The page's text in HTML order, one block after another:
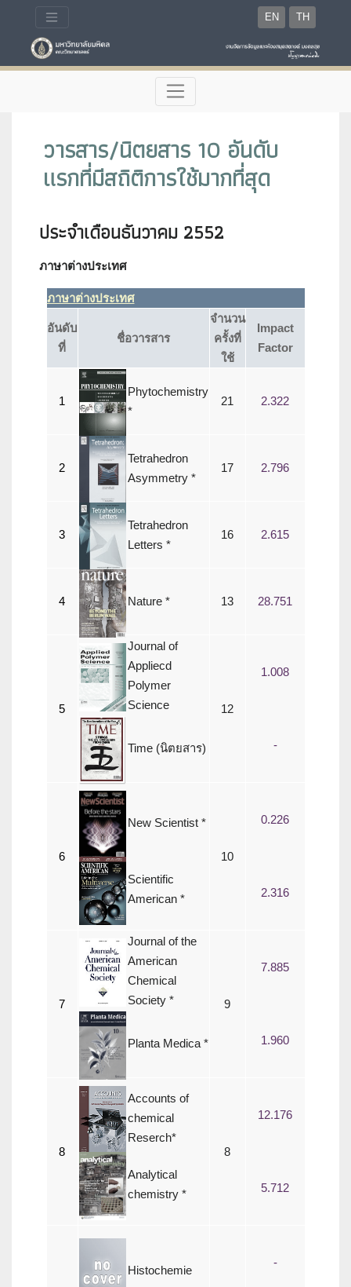
EN TH
วารสาร/นิตยสาร 10 อันดับ
แรกที่มีสถิติการใช้มากที่สุด
ประจำเดือนธันวาคม 2552
ภาษาต่างประเทศ
ภาษาต่างประเทศ
อันดับ
ที่
ชื่อวารสาร
จำนวน
ครั้งที่
ใช้
Impact
Factor
1
Phytochemistry
*
21 2.322
2
Tetrahedron
Asymmetry *
17 2.796
3
Tetrahedron
Letters *
16 2.615
4 Nature * 13 28.751
5
Journal of
Appliecd
Polymer
Science
Time (นิตยสาร)
12
1.008
-
6
New Scientist *
Scientific
American *
10
0.226
2.316
7
Journal of the
American
Chemical
Society *
Planta Medica *
9
7.885
1.960
8
Accounts of
chemical
Reserch*
Analytical
chemistry *
8
12.176
5.712
Histochemie
-